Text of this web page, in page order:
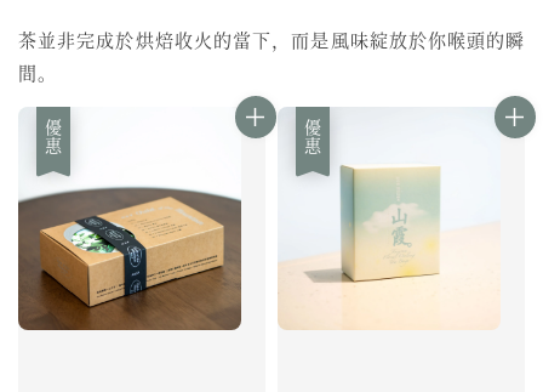
茶並非完成於烘焙收火的當下，而是風味綻放於你喉頭的瞬
間。
優惠 優惠